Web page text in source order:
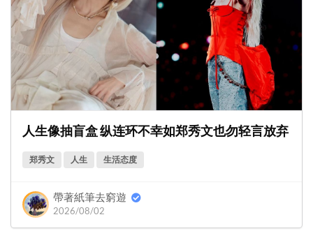
人生像抽盲盒 纵连环不幸如郑秀文也勿轻言放弃
郑秀文 人生 生活态度
帶著紙筆去窮遊
2026/08/02